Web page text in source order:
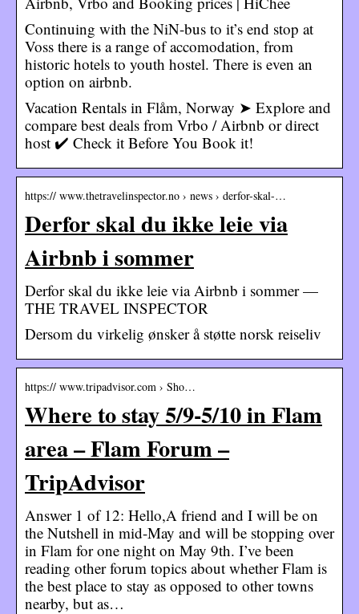
Continuing with the NiN-bus to it’s end stop at
Voss there is a range of accomodation, from
historic hotels to youth hostel. There is even an
option on airbnb.
Vacation Rentals in Flåm, Norway ➤ Explore and
compare best deals from Vrbo / Airbnb or direct
host ✔️ Check it Before You Book it!
https:// www.thetravelinspector.no › news › derfor-skal-…
Derfor skal du ikke leie via
Airbnb i sommer
Derfor skal du ikke leie via Airbnb i sommer —
THE TRAVEL INSPECTOR
Dersom du virkelig ønsker å støtte norsk reiseliv
https:// www.tripadvisor.com › Sho…
Where to stay 5/9-5/10 in Flam
area – Flam Forum –
TripAdvisor
Answer 1 of 12: Hello,A friend and I will be on
the Nutshell in mid-May and will be stopping over
in Flam for one night on May 9th. I’ve been
reading other forum topics about whether Flam is
the best place to stay as opposed to other towns
nearby, but as…